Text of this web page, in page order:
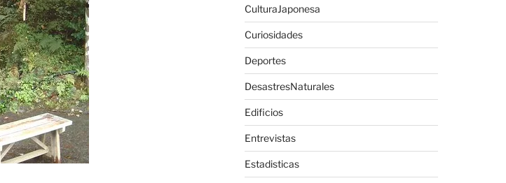
CulturaJaponesa
Curiosidades
Deportes
DesastresNaturales
Edificios
Entrevistas
Estadisticas